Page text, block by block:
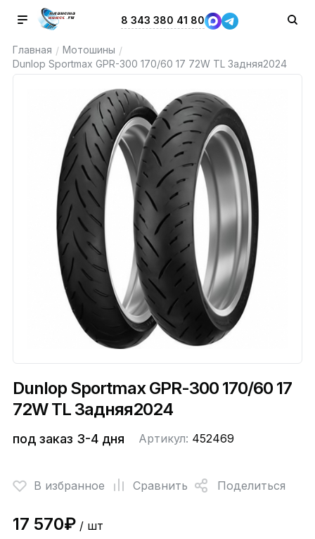
8 343 380 41 80
Главная / Мотошины /
Dunlop Sportmax GPR-300 170/60 17 72W TL Задняя2024
Dunlop Sportmax GPR-300 170/60 17
72W TL Задняя2024
под заказ 3-4 дня Артикул: 452469
В избранное Сравнить Поделиться
17 570₽/ шт